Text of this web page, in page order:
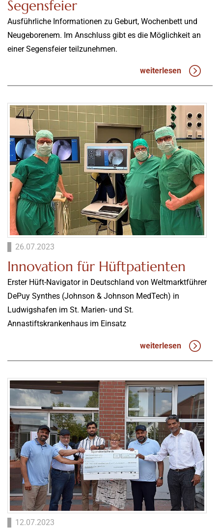
Segensfeier
Ausführliche Informationen zu Geburt, Wochenbett und
Neugeborenem. Im Anschluss gibt es die Möglichkeit an
einer Segensfeier teilzunehmen.
weiterlesen
26.07.2023
Innovation für Hüftpatienten
Erster Hüft-Navigator in Deutschland von Weltmarktführer
DePuy Synthes (Johnson & Johnson MedTech) in
Ludwigshafen im St. Marien- und St.
Annastiftskrankenhaus im Einsatz
weiterlesen
12.07.2023